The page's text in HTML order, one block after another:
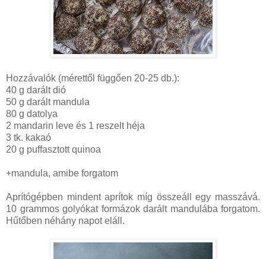
Hozzávalók (mérettől függően 20-25 db.):
40 g darált dió
50 g darált mandula
80 g datolya
2 mandarin leve és 1 reszelt héja
3 tk. kakaó
20 g puffasztott quinoa
+mandula, amibe forgatom
Aprítógépben mindent aprítok míg összeáll egy masszává.
10 grammos golyókat formázok darált mandulába forgatom.
Hűtőben néhány napot eláll.